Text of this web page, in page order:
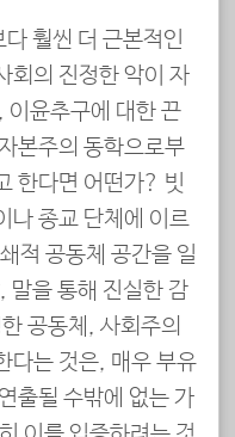
훨씬 더 근본적인
회의 진정한 악이 자
이윤추구에 대한 끈
본주의 동학으로부
한다면 어떤가? 빗
나 종교 단체에 이르
적 공동체 공간을 일
말을 통해 진실한 감
공동체, 사회주의
다는 것은, 매우 부유
출될 수밖에 없는 가